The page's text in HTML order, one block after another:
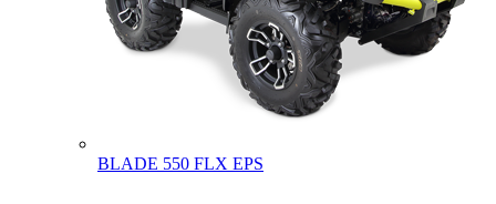
BLADE 550 FLX EPS